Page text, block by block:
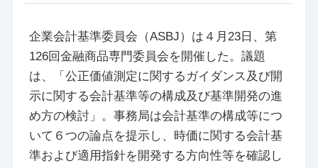
企業会計基準委員会（ASBJ）は４月23日、第
126回金融商品専門委員会を開催した。議題
は、「公正価値測定に関するガイダンス及び開
示に関する会計基準等の構成及び基準開発の進
め方の検討」。事務局は会計基準の構成等につ
いて６つの論点を提示し、時価に関する会計基
準および適用指針を開発する方向性等を確認し